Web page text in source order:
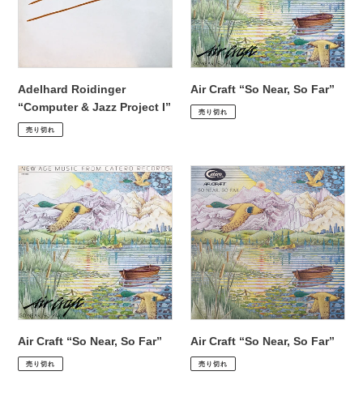
Project
Adelhard Roidinger
“Computer & Jazz Project I”
通
常
格
¥19,800
売り切れ
Far”
Air Craft “So Near, So Far”
通
常
¥2,530
売り切れ
Air
Craft
“So
Near,
So
Far”
Air Craft “So Near, So Far”
通
常
¥2,530
売り切れ
Air
Craft
“So
Near,
So
Far”
Air Craft “So Near, So Far”
通
常
¥2,970
売り切れ